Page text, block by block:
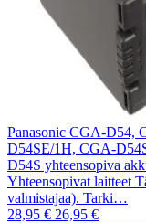
Panasonic CGA-D54,
D54SE/1H, CGA-
D54S yhteensopiva
Yhteensopivat laitteet
valmistajaa). Tarki…
28,95 € 26,95 €